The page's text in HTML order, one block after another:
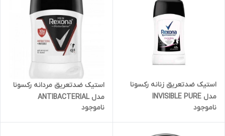
استیک ضدتعریق زنانه رکسونا
مدل INVISIBLE PURE
ناموجود
استیک ضدتعریق مردانه رکسونا
مدل ANTIBACTERIAL
INVISIBLE
ناموجود